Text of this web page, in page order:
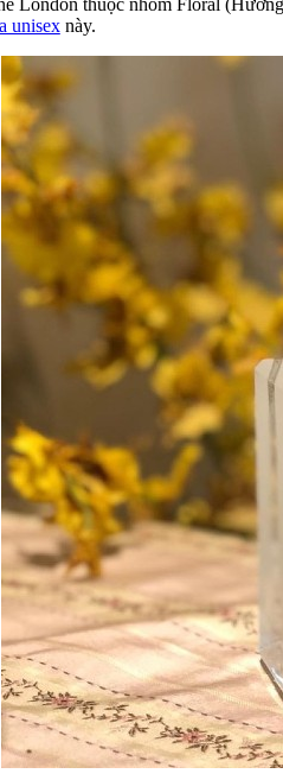
London thuộc nhóm Floral
unisexnày.